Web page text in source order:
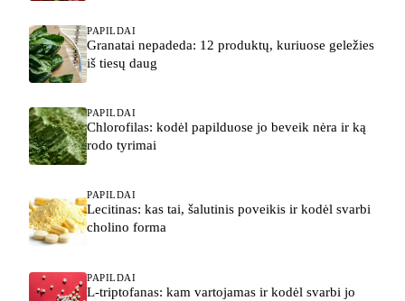
PAPILDAI
Granatai nepadeda: 12 produktų, kuriuose geležies
iš tiesų daug
PAPILDAI
Chlorofilas: kodėl papilduose jo beveik nėra ir ką
rodo tyrimai
PAPILDAI
Lecitinas: kas tai, šalutinis poveikis ir kodėl svarbi
cholino forma
PAPILDAI
L-triptofanas: kam vartojamas ir kodėl svarbi jo